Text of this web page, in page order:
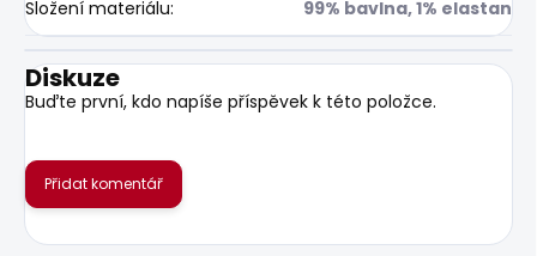
Složení materiálu: 99% bavlna, 1% elastan
Diskuze
Buďte první, kdo napíše příspěvek k této položce.
Přidat komentář